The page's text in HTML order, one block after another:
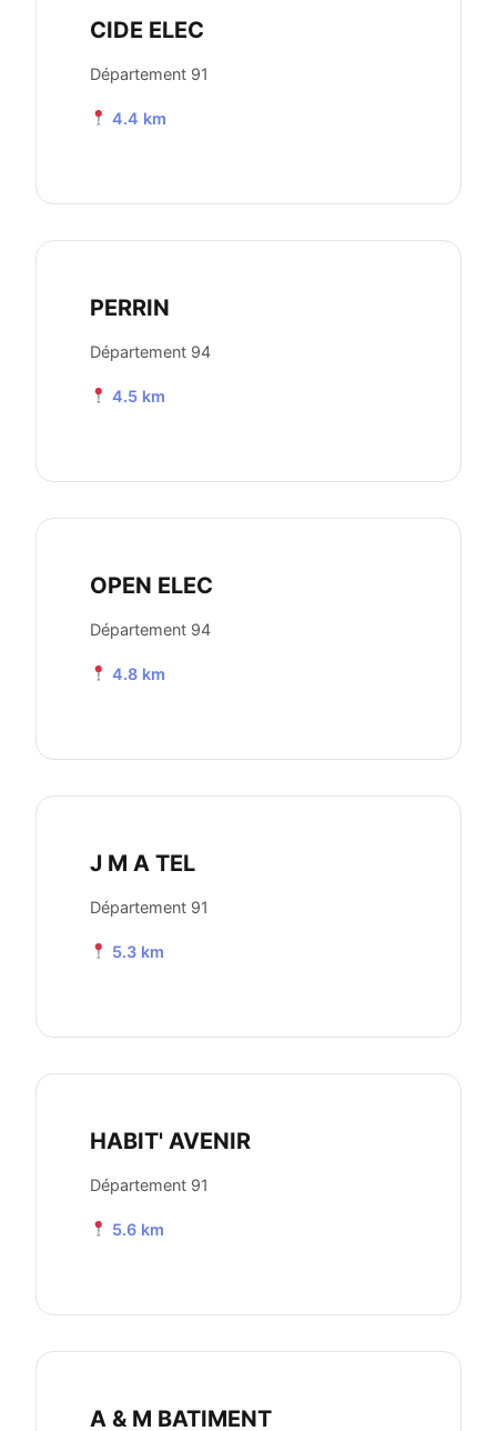
CIDE ELEC
Département 91
4.4 km
PERRIN
Département 94
4.5 km
OPEN ELEC
Département 94
4.8 km
J M A TEL
Département 91
5.3 km
HABIT' AVENIR
Département 91
5.6 km
A & M BATIMENT